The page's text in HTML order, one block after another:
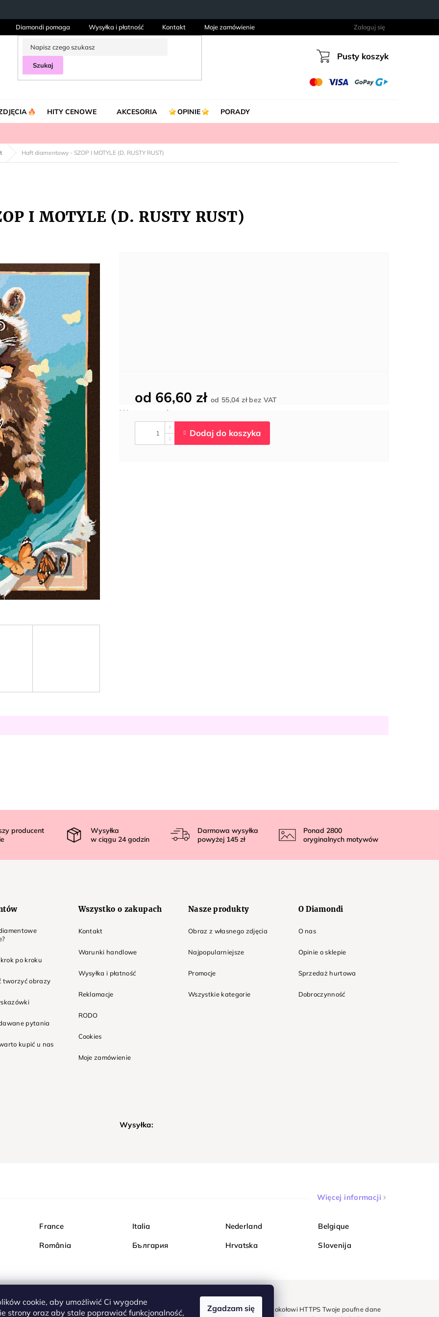
cookie, aby umożliwić Ci wygodne
strony oraz aby stale poprawiać funkcjonalność,
Zgadzam się
Diamondi pomaga Wysyłka i płatność Kontakt Moje zamówienie Zaloguj się
Szukaj Koszyk
Pusty koszyk
HITY CENOWE AKCESORIA OPINIE PORADY
Haft diamentowy - SZOP I MOTYLE (D. RUSTY RUST)
I MOTYLE (D. RUSTY RUST)
od 66,60 zł od 55,04 złbez VAT
producent
Wysyłka
w ciągu 24 godzin
Darmowa wysyłka
powyżej 145 zł
Ponad 2800
oryginalnych motywów
po kroku
tworzyć obrazy
pytania
kupić u nas
Wszystko o zakupach
Kontakt
Warunki handlowe
Wysyłka i płatność
Reklamacje
RODO
Cookies
Moje zamówienie
Nasze produkty
Obraz z własnego zdjęcia
Najpopularniejsze
Promocje
Wszystkie kategorie
O Diamondi
O nas
Opinie o sklepie
Sprzedaż hurtowa
Dobroczynność
Wysyłka:
Więcej informacji
France Italia Nederland Belgique
România България Hrvatska Slovenija
Kupuj bezpiecznie w Diamondi. Dzięki protokołowi HTTPS Twoje poufne dane